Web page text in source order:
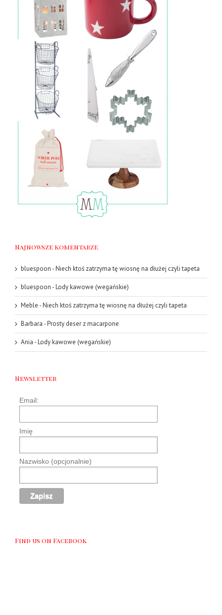
Najnowsze komentarze
bluespoon -Niech ktoś zatrzyma tę wiosnę na dłużej czyli tapeta
bluespoon -Lody kawowe (wegańskie)
Meble -Niech ktoś zatrzyma tę wiosnę na dłużej czyli tapeta
Barbara -Prosty deser z macarpone
Ania -Lody kawowe (wegańskie)
Newsletter
Email:
Imię
Nazwisko (opcjonalnie)
Find us on Facebook